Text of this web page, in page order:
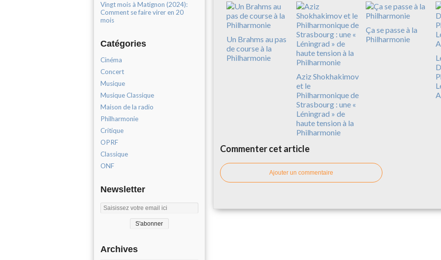
Vingt mois à Matignon (2024):
Comment se faire virer en 20
mois
Catégories
Cinéma
Concert
Musique
Musique Classique
Maison de la radio
Philharmonie
Critique
OPRF
Classique
ONF
Newsletter
Archives
Un Brahms au pas
de course à la
Philharmonie
Aziz Shokhakimov
et le
Philharmonique de
Strasbourg : une «
Léningrad » de
haute tension à la
Philharmonie
Ça se passe à la
Philharmonie
Commenter cet article
Ajouter un commentaire